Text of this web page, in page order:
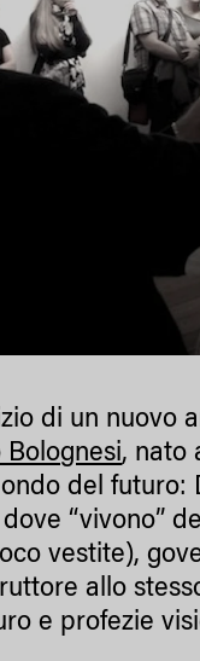
di un nuovo
Bolognesi, nato
del futuro:
“vivono”
vestite),
allo
e profezie